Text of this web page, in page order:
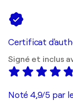
Certificat
Signé et inclus
Noté 4,9/5 par